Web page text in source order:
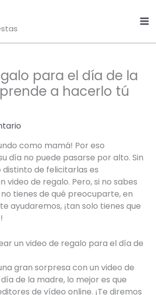
para el día de la
a hacerlo tú
como mamá! Por eso
día no puede pasarse por alto. Sin
distinto de felicitarlas es
video de regalo. Pero, si no sabes
tienes de qué preocuparte, en
ayudaremos, ¡tan solo tienes que
un video de regalo para el día de
gran sorpresa con un video de
de la madre, lo mejor es que
de vídeo online. ¡Te diremos